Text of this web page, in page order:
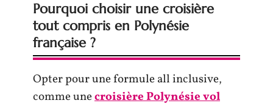
Pourquoi choisir une croisière
tout compris en Polynésie
française ?
Opter pour une formule all inclusive,
comme unecroisière Polynésie vol